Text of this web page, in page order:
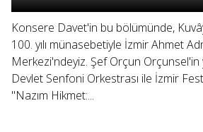
Konsere Davet'in bu bölümünde,
100. yılı münasebetiyle İzmir Ahmet
Merkezi'ndeyiz. Şef Orçun
Devlet Senfoni Orkestrası ile İzmir
"Nazım Hikmet:...